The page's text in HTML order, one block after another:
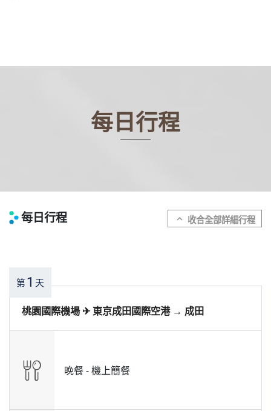
每日行程
每日行程 expand_more
第1 天
桃園國際機場 ✈︎ 東京成田國際空港 → 成田
晚餐 -機上簡餐